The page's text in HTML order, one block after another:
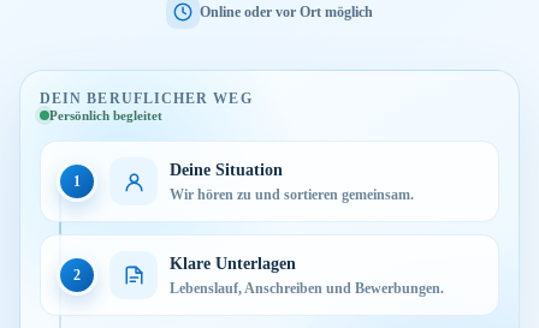
Online oder vor Ort möglich
DEIN BERUFLICHER WEG
Persönlich begleitet
1
Deine Situation
Wir hören zu und sortieren gemeinsam.
2
Klare Unterlagen
Lebenslauf, Anschreiben und Bewerbungen.